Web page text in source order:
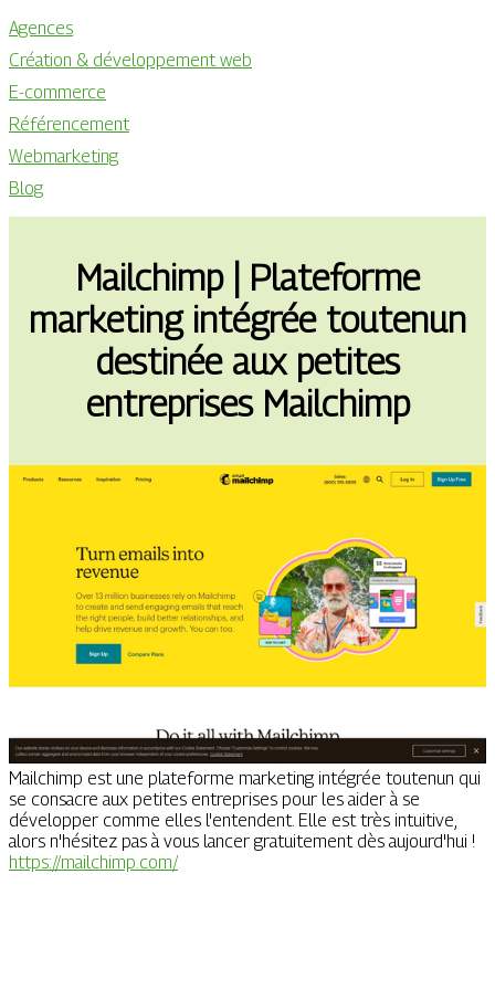
Agences
Création & développement web
E-commerce
Référencement
Webmarketing
Blog
Mailchimp | Plateforme
marketing intégrée toutenun
destinée aux petites
entreprises Mailchimp
Mailchimp est une plateforme marketing intégrée toutenun qui
se consacre aux petites entreprises pour les aider à se
développer comme elles l'entendent. Elle est très intuitive,
alors n'hésitez pas à vous lancer gratuitement dès aujourd'hui !
https://mailchimp.com/